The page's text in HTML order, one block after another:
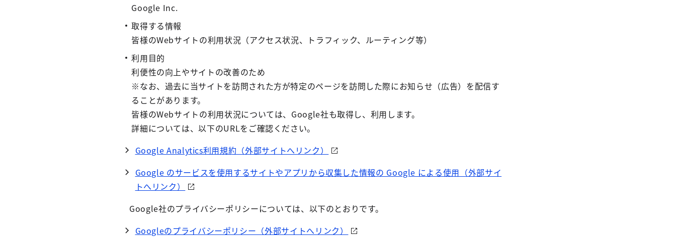
Google Inc.
取得する情報
皆様のWebサイトの利用状況（アクセス状況、トラフィック、ルーティング等）
利用目的
利便性の向上やサイトの改善のため
※なお、過去に当サイトを訪問された方が特定のページを訪問した際にお知らせ（広告）を配信す
ることがあります。
皆様のWebサイトの利用状況については、Google社も取得し、利用します。
詳細については、以下のURLをご確認ください。
Google Analytics利用規約（外部サイトへリンク）
Google のサービスを使用するサイトやアプリから収集した情報の Google による使用（外部サイ
トへリンク）
Google社のプライバシーポリシーについては、以下のとおりです。
Googleのプライバシーポリシー（外部サイトへリンク）